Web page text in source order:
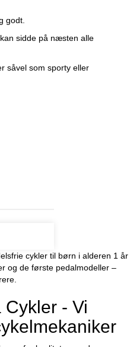
godt.
sidde på næsten alle
såvel som sporty eller
cykler til børn i alderen 1 år
og de første pedalmodeller –
Cykler - Vi